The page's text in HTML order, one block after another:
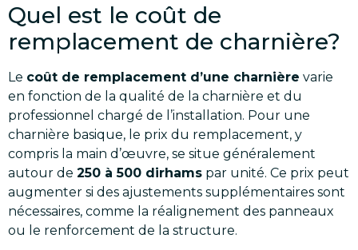
Quel est le coût de
remplacement de charnière?
Le coût de remplacement d’une charnière varie
en fonction de la qualité de la charnière et du
professionnel chargé de l’installation. Pour une
charnière basique, le prix du remplacement, y
compris la main d’œuvre, se situe généralement
autour de 250 à 500 dirhams par unité. Ce prix peut
augmenter si des ajustements supplémentaires sont
nécessaires, comme la réalignement des panneaux
ou le renforcement de la structure.